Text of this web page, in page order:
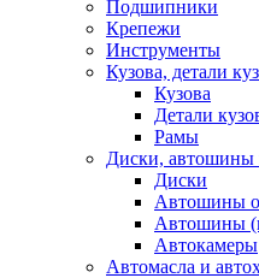
Подшипники
Крепежи
Инструменты
Кузова, детали
Кузова
Детали
Рамы
Диски, автошины
Диски
Автошины
Автошины
Автокамеры
Автомасла и